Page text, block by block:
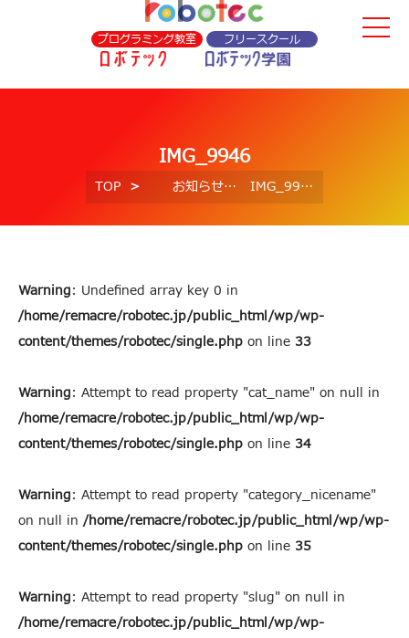
プログラミング教室 フリースクール
IMG_9946
TOP お知らせ IMG_9946
Warning: Undefined array key 0 in
/home/remacre/robotec.jp/public_html/wp/wp-
content/themes/robotec/single.php on line 33
Warning: Attempt to read property "cat_name" on null in
/home/remacre/robotec.jp/public_html/wp/wp-
content/themes/robotec/single.php on line 34
Warning: Attempt to read property "category_nicename"
on null in /home/remacre/robotec.jp/public_html/wp/wp-
content/themes/robotec/single.php on line 35
Warning: Attempt to read property "slug" on null in
/home/remacre/robotec.jp/public_html/wp/wp-